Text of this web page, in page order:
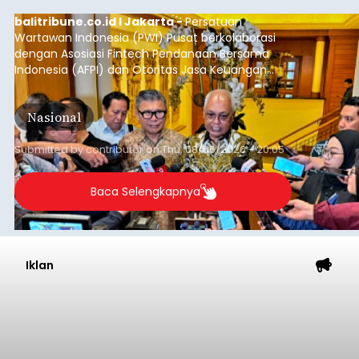
balitribune.co.id I Jakarta -Persatuan
Wartawan Indonesia (PWI) Pusat berkolaborasi
dengan Asosiasi Fintech Pendanaan Bersama
Indonesia (AFPI) dan Otoritas Jasa Keuangan
(OJK) menggelar Workshop bertajuk "Pintar
untuk Inklusi Keuangan: Jurnalisme untuk
Kepentingan Publik" di Aryaduta Hotel (Tugu
Tani) Jakarta, Kamis (6/8/2026).
Nasional
Submitted bycontributoronThu, 08/06/2026 - 20:05
Baca Selengkapnya
Iklan